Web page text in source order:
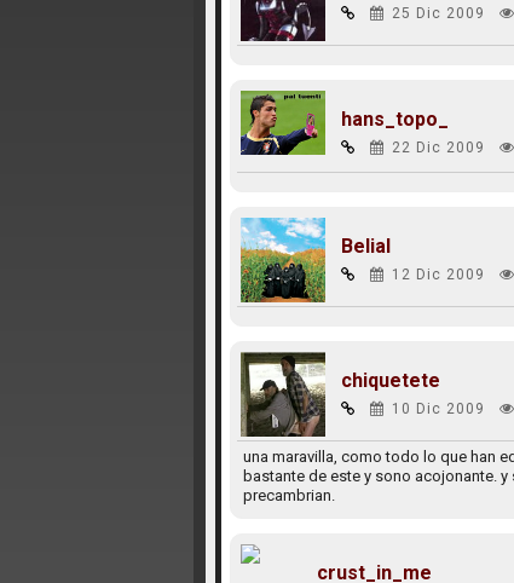
25 Dic 2009
hans_topo_
22 Dic 2009
Belial
12 Dic 2009
chiquetete
10 Dic 2009
una maravilla, como todo lo que han
bastante de este y sono acojonante.
precambrian.
crust_in_me